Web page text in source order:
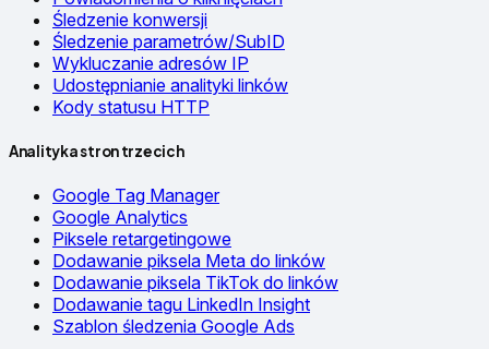
Śledzenie konwersji
Śledzenie parametrów/SubID
Wykluczanie adresów IP
Udostępnianie analityki linków
Kody statusu HTTP
Analityka stron trzecich
Google Tag Manager
Google Analytics
Piksele retargetingowe
Dodawanie piksela Meta do linków
Dodawanie piksela TikTok do linków
Dodawanie tagu LinkedIn Insight
Szablon śledzenia Google Ads